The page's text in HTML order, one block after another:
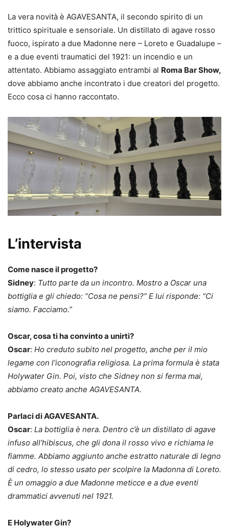
La vera novità è AGAVESANTA, il secondo spirito di un
trittico spirituale e sensoriale. Un distillato di agave rosso
fuoco, ispirato a due Madonne nere – Loreto e Guadalupe –
e a due eventi traumatici del 1921: un incendio e un
attentato. Abbiamo assaggiato entrambi al Roma Bar Show,
dove abbiamo anche incontrato i due creatori del progetto.
Ecco cosa ci hanno raccontato.
L’intervista
Come nasce il progetto?
Sidney: Tutto parte da un incontro. Mostro a Oscar una
bottiglia e gli chiedo: “Cosa ne pensi?” E lui risponde: “Ci
siamo. Facciamo.”
Oscar, cosa ti ha convinto a unirti?
Oscar: Ho creduto subito nel progetto, anche per il mio
legame con l’iconografia religiosa. La prima formula è stata
Holywater Gin. Poi, visto che Sidney non si ferma mai,
abbiamo creato anche AGAVESANTA.
Parlaci di AGAVESANTA.
Oscar: La bottiglia è nera. Dentro c’è un distillato di agave
infuso all’hibiscus, che gli dona il rosso vivo e richiama le
fiamme. Abbiamo aggiunto anche estratto naturale di legno
di cedro, lo stesso usato per scolpire la Madonna di Loreto.
È un omaggio a due Madonne meticce e a due eventi
drammatici avvenuti nel 1921.
E Holywater Gin?